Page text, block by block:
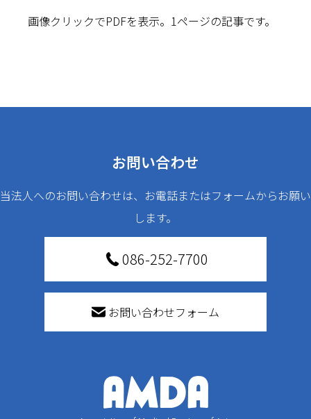
画像クリックでPDFを表示。1ページの記事です。
お問い合わせ
当法人へのお問い合わせは、お電話またはフォームからお願い
します。
086-252-7700
お問い合わせフォーム